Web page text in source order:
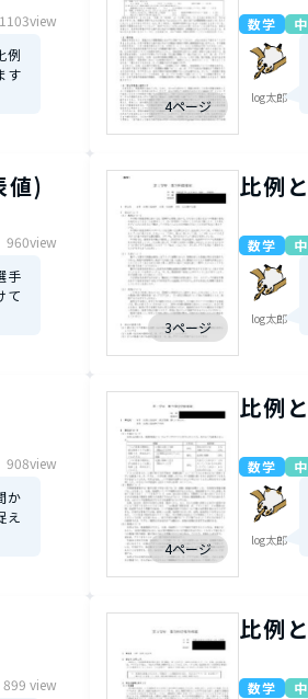
1103view
例
す
4ページ
数学
log太郎
値)
960view
手
て
3ページ
比例
数学
log太郎
908view
か
え
4ページ
比例
数学
log太郎
899 view
比例
数学